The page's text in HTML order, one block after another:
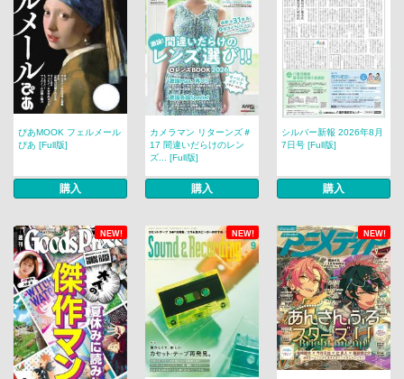
ぴあMOOK フェルメール
ぴあ [Full版]
購入
カメラマン リターンズ＃
17 間違いだらけのレン
ズ... [Full版]
購入
シルバー新報 2026年8月
7日号 [Full版]
購入
NEW! NEW! NEW!